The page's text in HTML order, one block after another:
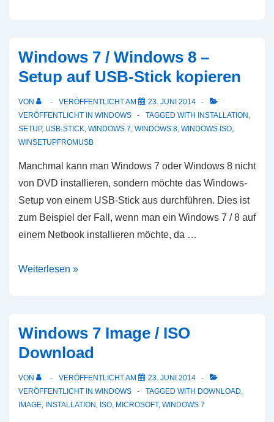
8
von
USB-
Stick
installieren
Windows 7 / Windows 8 –
Setup auf USB-Stick kopieren
VON VERÖFFENTLICHT AM
23. JUNI 2014
VERÖFFENTLICHT IN WINDOWS TAGGED WITH INSTALLATION ,
SETUP, USB-STICK, WINDOWS 7, WINDOWS 8, WINDOWS ISO,
WINSETUPFROMUSB
Manchmal kann man Windows 7 oder Windows 8 nicht
von DVD installieren, sondern möchte das Windows-
Setup von einem USB-Stick aus durchführen. Dies ist
zum Beispiel der Fall, wenn man ein Windows 7 / 8 auf
einem Netbook installieren möchte, da …
Windows
8
–
Setup
auf
USB-
Weiterlesen »
Windows 7 Image / ISO
Download
VON VERÖFFENTLICHT AM
23. JUNI 2014
VERÖFFENTLICHT IN WINDOWS TAGGED WITH DOWNLOAD,
IMAGE, INSTALLATION , ISO, MICROSOFT, WINDOWS 7